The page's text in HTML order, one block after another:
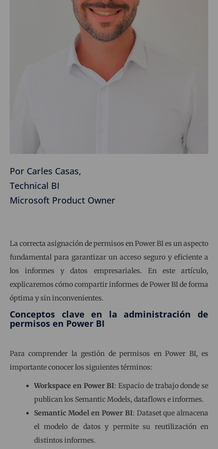
Por Carles Casas,
Technical BI
Microsoft Product Owner
La correcta asignación de permisos en Power BI es un aspecto
fundamental para garantizar un acceso seguro y eficiente a
los informes y datos empresariales. En este artículo,
explicaremos cómo compartir informes de Power BI de forma
óptima y sin inconvenientes.
Conceptos clave en la administración de
permisos en Power BI
Para comprender la gestión de permisos en Power BI, es
importante conocer los siguientes términos:
Workspace en Power BI: Espacio de trabajo donde se
publican los Semantic Models, dataflows e informes.
Semantic Model en Power BI: Dataset que almacena
el modelo de datos y permite su reutilización en
distintos informes.